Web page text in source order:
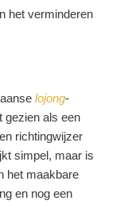
het verminderen
lojong-
gezien als een
richtingwijzer
simpel, maar is
het maakbare
en nog een